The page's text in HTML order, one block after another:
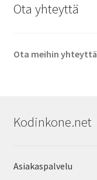
Ota yhteyttä
Ota meihin yhteyttä
Kodinkone.net
Asiakaspalvelu